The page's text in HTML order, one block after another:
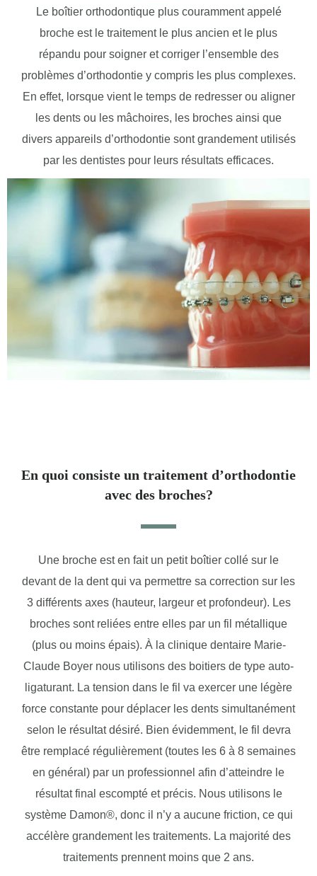
Le boîtier orthodontique plus couramment appelé
broche est le traitement le plus ancien et le plus
répandu pour soigner et corriger l’ensemble des
problèmes d’orthodontie y compris les plus complexes.
En effet, lorsque vient le temps de redresser ou aligner
les dents ou les mâchoires, les broches ainsi que
divers appareils d’orthodontie sont grandement utilisés
par les dentistes pour leurs résultats efficaces.
En quoi consiste un traitement d’orthodontie
avec des broches?
Une broche est en fait un petit boîtier collé sur le
devant de la dent qui va permettre sa correction sur les
3 différents axes (hauteur, largeur et profondeur). Les
broches sont reliées entre elles par un fil métallique
(plus ou moins épais). À la clinique dentaire Marie-
Claude Boyer nous utilisons des boitiers de type auto-
ligaturant. La tension dans le fil va exercer une légère
force constante pour déplacer les dents simultanément
selon le résultat désiré. Bien évidemment, le fil devra
être remplacé régulièrement (toutes les 6 à 8 semaines
en général) par un professionnel afin d’atteindre le
résultat final escompté et précis. Nous utilisons le
système Damon®, donc il n’y a aucune friction, ce qui
accélère grandement les traitements. La majorité des
traitements prennent moins que 2 ans.